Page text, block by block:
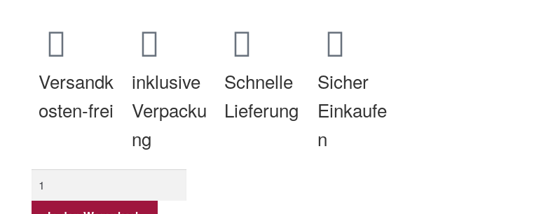
Versandk
osten-frei
inklusive
Verpacku
ng
Schnelle
Lieferung
Sicher
Einkaufe
n